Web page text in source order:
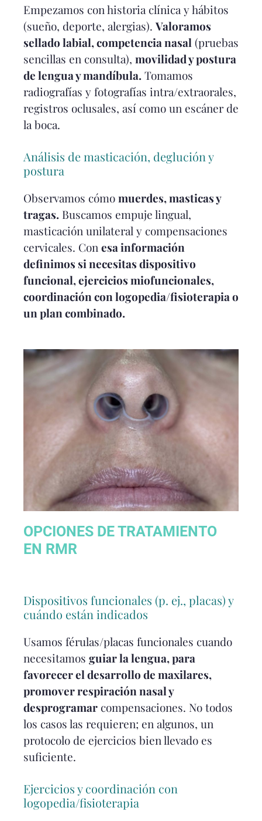
Empezamos con historia clínica y hábitos
(sueño, deporte, alergias). Valoramos
sellado labial, competencia nasal (pruebas
sencillas en consulta), movilidad y postura
de lengua y mandíbula.Tomamos
radiografías y fotografías intra/extraorales,
registros oclusales, así como un escáner de
la boca.
Análisis de masticación, deglución y
postura
Observamos cómomuerdes, masticas y
tragas. Buscamos empuje lingual,
masticación unilateral y compensaciones
cervicales. Con esa información
definimos si necesitas dispositivo
funcional, ejercicios miofuncionales,
coordinación con logopedia/fisioterapia o
un plan combinado.
OPCIONES DE TRATAMIENTO
EN RMR
Dispositivos funcionales (p. ej., placas) y
cuándo están indicados
Usamos férulas/placas funcionales cuando
necesitamos guiar la lengua, para
favorecer el desarrollo de maxilares,
promover respiración nasal y
desprogramar compensaciones. No todos
los casos las requieren; en algunos, un
protocolo de ejercicios bien llevado es
suficiente.
Ejercicios y coordinación con
logopedia/fisioterapia